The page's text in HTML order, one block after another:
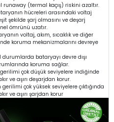
(termal kaçış) riskini azaltır.
hücreleri arasındaki voltaj
şekilde şarj olmasını ve deşarj
ömrünü uzatır.
voltaj, akım, sıcaklık ve diğer
koruma mekanizmalarını devreye
bataryayı devre dışı
koruma sağlar.
çok düşük seviyelere indiğinde
ve aşırı deşarjdan korur.
gerilimi çok yüksek seviyelere çıktığında
ve aşırı şarjdan korur